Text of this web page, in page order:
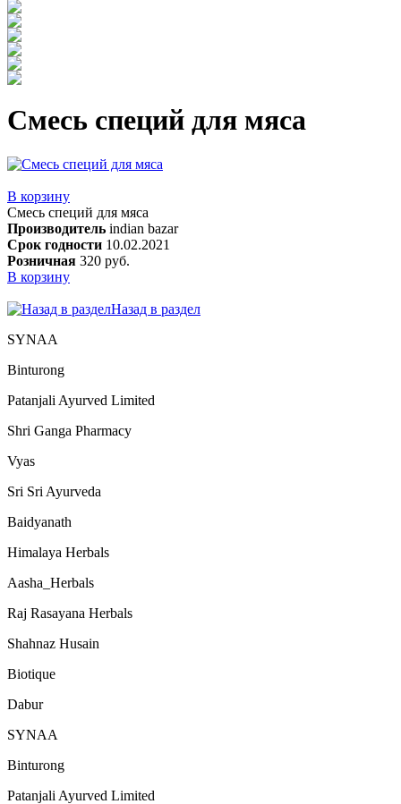
Смесь специй для мяса
В корзину
Смесь специй для мяса
Производитель indian bazar
Срок годности 10.02.2021
Розничная 320 руб.
В корзину
Назад в раздел
SYNAA
Binturong
Patanjali Ayurved Limited
Shri Ganga Pharmacy
Vyas
Sri Sri Ayurveda
Baidyanath
Himalaya Herbals
Aasha_Herbals
Raj Rasayana Herbals
Shahnaz Husain
Biotique
Dabur
SYNAA
Binturong
Patanjali Ayurved Limited